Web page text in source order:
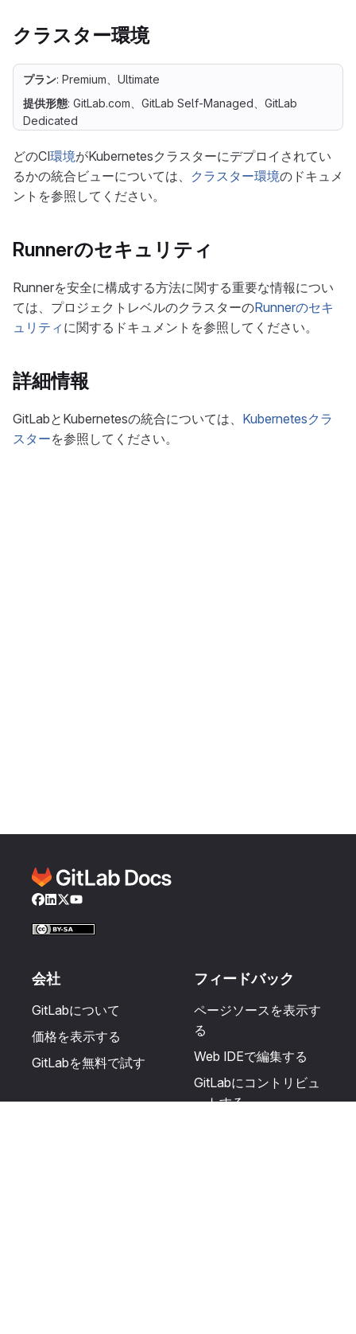
クラスター環境
プラン: Premium、Ultimate
提供形態: GitLab.com、GitLab Self-Managed、GitLab
Dedicated
どのCI環境がKubernetesクラスターにデプロイされてい
るかの統合ビューについては、 クラスター環境のドキュメ
ントを参照してください。
Runnerのセキュリティ
Runnerを安全に構成する方法に関する重要な情報につい
ては、プロジェクトレベルのクラスターのRunnerのセキ
ュリティ に関するドキュメントを参照してください。
詳細情報
GitLabとKubernetesの統合については、 Kubernetesクラ
スターを参照してください。
Facebook
LinkedIn
Twitter
YouTube
会社
GitLabについて
価格を表示する
GitLabを無料で試す
フィードバック
ページソースを表示す
る
Web IDEで編集する
GitLabにコントリビュ
ートする